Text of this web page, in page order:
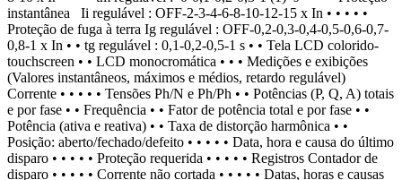
instantânea Ii regulável : OFF-2-3-4-6-8-10-12-15 x In • • • • •
Proteção de fuga à terra Ig regulável : OFF-0,2-0,3-0,4-0,5-0,6-0,7-
0,8-1 x In • • tg regulável : 0,1-0,2-0,5-1 s • • Tela LCD colorido-
touchscreen • • LCD monocromática • • • Medições e exibições
(Valores instantâneos, máximos e médios, retardo regulável)
Corrente • • • • • Tensões Ph/N e Ph/Ph • • Potências (P, Q, A) totais
e por fase • • Frequência • • Fator de potência total e por fase • •
Potência (ativa e reativa) • • Taxa de distorção harmônica • •
Posição: aberto/fechado/defeito • • • • • Data, hora e causa do último
disparo • • • • • Proteção requerida • • • • • Registros Contador de
disparo • • • • • Corrente não cortada • • • • • Datas, horas e causas